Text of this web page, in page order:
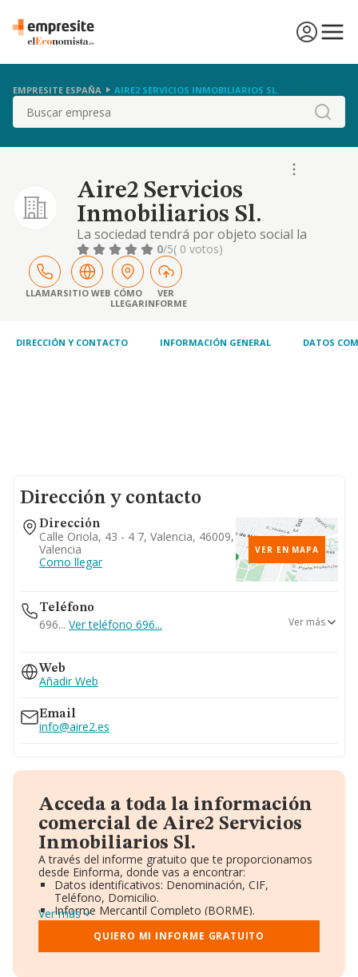
EMPRESITE ESPAÑA AIRE2 SERVICIOS INMOBILIARIOS SL.
Buscar
Aire2 Servicios
Inmobiliarios Sl.
La sociedad tendrá por objeto social la
construcción, promoción, comercialización,
administración, intermediación,
arrendamiento excepto el financiero
compraventa de todo tipo de fincas rústicas
y urbanas. la programación, estudio,
urbanísticos
0/5( 0 votos)
LLAMARSITIO WEB CÓMO
LLEGAR
VER
INFORME
DIRECCIÓN Y CONTACTO INFORMACIÓN GENERAL DATOS
Dirección y contacto
Dirección
Calle Oriola, 43 - 4 7, Valencia, 46009,
Valencia
Como llegar
VER EN MAPA
Teléfono
696... Ver teléfono 696...
600...
Ver teléfono 600...
Ver más
Web
Añadir Web
Email
info@aire2.es
Acceda a toda la información
comercial de Aire2 Servicios
Inmobiliarios Sl.
A través del informe gratuito que te proporcionamos
desde Einforma, donde vas a encontrar:
Datos identificativos: Denominación, CIF,
Teléfono, Domicilio.
Informe Mercantil Completo (BORME).
Gráficos de Evolución Ventas y Empleados.
Consejo de Administración y Administradores.
Directivos y Ejecutivos.
Ver más
QUIERO MI INFORME GRATUITO